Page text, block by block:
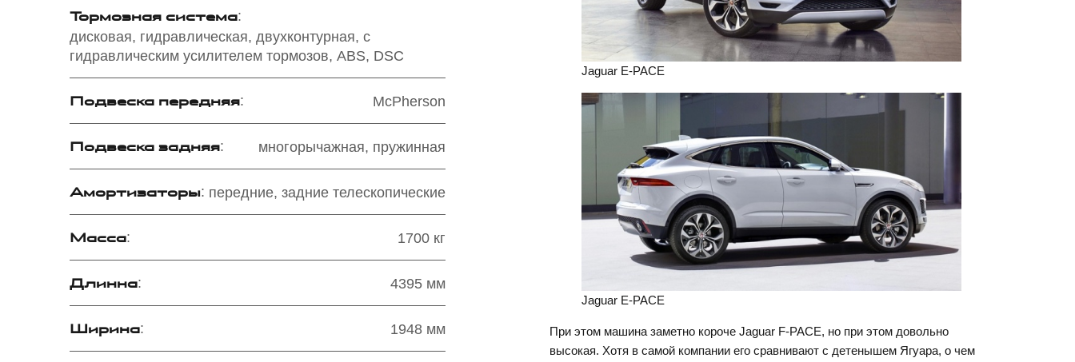
Тормозная система:
дисковая, гидравлическая, двухконтурная, с
гидравлическим усилителем тормозов, ABS, DSC
Подвеска передняя: McPherson
Подвеска задняя: многорычажная, пружинная
Амортизаторы: передние, задние телескопические
Масса: 1700 кг
Длинна: 4395 мм
Ширина: 1948 мм
Jaguar E-PACE
Jaguar E-PACE
При этом машина заметно короче Jaguar F-PACE, но при этом довольно
высокая. Хотя в самой компании его сравнивают с детенышем Ягуара, о чем